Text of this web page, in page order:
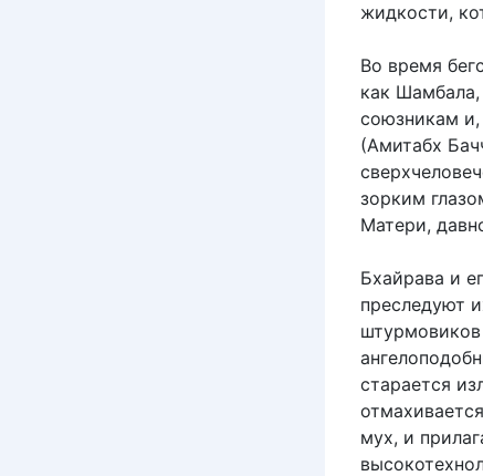
жидкости,
Во время
как
союзникам
(Амитабх
зорким
Матери,
Бхайрава и
преследуют
старается
мух, и